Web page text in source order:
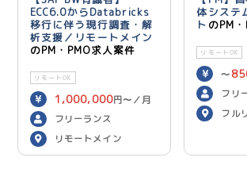
ECC6.0からDatabricks
移行に伴う現行調査・解
析支援／リモートメイン
のPM・PMO求人案件
リモートOK
1,000,000円〜／月
フリーランス
リモートメイン
体システ
ト のPM
リモートOK
〜
フリ
フル